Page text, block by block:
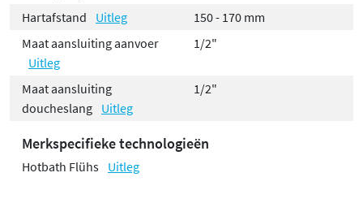
Hartafstand
Uitleg
150 - 170 mm
Maat aansluiting aanvoer
Uitleg
1/2"
Maat aansluiting
doucheslang Uitleg
1/2"
Merkspecifieke technologieën
Hotbath Flühs Uitleg